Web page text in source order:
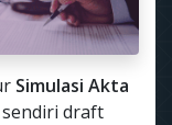
Simulasi Akta
sendiri draft